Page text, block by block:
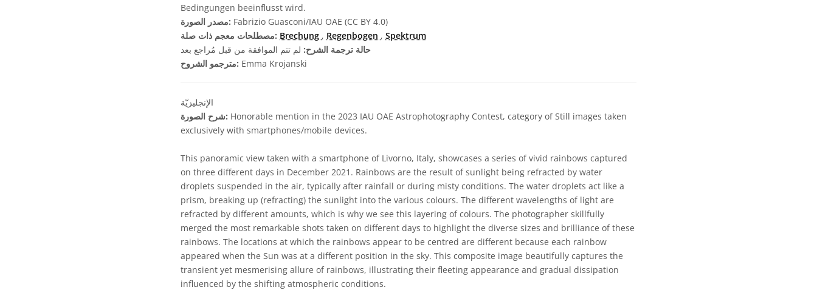
Bedingungen beeinflusst wird.
مصدر الصورة: Fabrizio Guasconi/IAU OAE (CC BY 4.0)
مصطلحات معجم ذات صلة: Brechung , Regenbogen , Spektrum
حالة ترجمة الشرح: لم تتم الموافقة من قبل مُراجع بعد
مترجمو الشروح: Emma Krojanski
الإنجليزيّة
شرح الصورة: Honorable mention in the 2023 IAU OAE Astrophotography Contest, category of Still images taken
exclusively with smartphones/mobile devices.
This panoramic view taken with a smartphone of Livorno, Italy, showcases a series of vivid rainbows captured
on three different days in December 2021. Rainbows are the result of sunlight being refracted by water
droplets suspended in the air, typically after rainfall or during misty conditions. The water droplets act like a
prism, breaking up (refracting) the sunlight into the various colours. The different wavelengths of light are
refracted by different amounts, which is why we see this layering of colours. The photographer skillfully
merged the most remarkable shots taken on different days to highlight the diverse sizes and brilliance of these
rainbows. The locations at which the rainbows appear to be centred are different because each rainbow
appeared when the Sun was at a different position in the sky. This composite image beautifully captures the
transient yet mesmerising allure of rainbows, illustrating their fleeting appearance and gradual dissipation
influenced by the shifting atmospheric conditions.